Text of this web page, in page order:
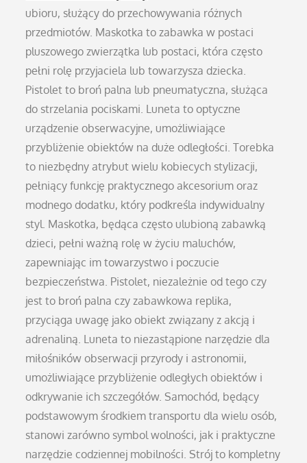
ubioru, służący do przechowywania różnych
przedmiotów. Maskotka to zabawka w postaci
pluszowego zwierzątka lub postaci, która często
pełni rolę przyjaciela lub towarzysza dziecka.
Pistolet to broń palna lub pneumatyczna, służąca
do strzelania pociskami. Luneta to optyczne
urządzenie obserwacyjne, umożliwiające
przybliżenie obiektów na duże odległości. Torebka
to niezbędny atrybut wielu kobiecych stylizacji,
pełniący funkcję praktycznego akcesorium oraz
modnego dodatku, który podkreśla indywidualny
styl. Maskotka, będąca często ulubioną zabawką
dzieci, pełni ważną rolę w życiu maluchów,
zapewniając im towarzystwo i poczucie
bezpieczeństwa. Pistolet, niezależnie od tego czy
jest to broń palna czy zabawkowa replika,
przyciąga uwagę jako obiekt związany z akcją i
adrenaliną. Luneta to niezastąpione narzędzie dla
miłośników obserwacji przyrody i astronomii,
umożliwiające przybliżenie odległych obiektów i
odkrywanie ich szczegółów. Samochód, będący
podstawowym środkiem transportu dla wielu osób,
stanowi zarówno symbol wolności, jak i praktyczne
narzędzie codziennej mobilności. Strój to kompletny